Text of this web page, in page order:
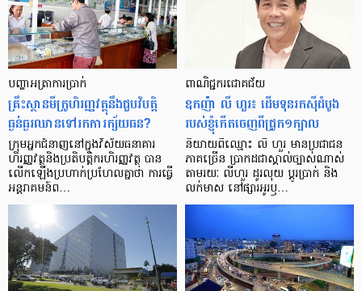
បញ្ហា​អត្រា​ការប្រាក់
គ្រឹះស្ថាន​មីក្រូ​ហិរញ្ញវត្ថុ​នឹង​ជួប​វិបត្តិ​
ធ្ងន់ធ្ងរ​ឈាន​ទៅ​រក​ការ​ក្ស័យធន?
ក្រុម​អ្នក​ជំនាញ​នៅ​ក្នុង​វិស័យ​ធនាគារ
ហិរញ្ញវត្ថុ​និង​ប្រតិបត្តិករ​ហិរញ្ញ​វត្ថុ បាន​​
លើក​ឡើង​ប្រហាក់​ប្រហែល​គ្នា​ថា ការ​ធ្វើ​
អន្តរាគមន៍​ព…
ពាណិជ្ជករជោគជ័យ
ឧកញ៉ា លី ហួរ៖ ដើមទុនរកស៊ីដំបូង
របស់ខ្ញុំកើតចេញពីជ្រូក១ក្បាល
និយាយ​ពី​ឈ្មោះ លី ហួរ មាន​ប្រជាជន​
ភាគ​ច្រើន ប្រាកដ​ជា​ស្គាល់​ច្បាស់​ណាស់
តាមរយៈ លីហួរ ដូរ​លុយ ប្តូរ​បា្រក់ និង​
លក់​មាស នៅ​ផ្សារ​អូរ​ឫ…